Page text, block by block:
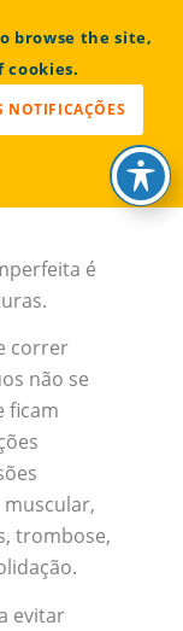
é
correr
não se
ficam
muscular,
trombose,
evitar
browse the site,
cookies.
NOTIFICAÇÕES